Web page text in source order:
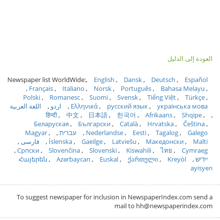
العودة إلى الدليل
Newspaper list WorldWide: English Dansk Deutsch
Español
Français
Italiano Norsk Português
Bahasa Melayu
Polski
Romanesc Suomi Svensk Tiếng Việt
Türkçe
Ελληνικά
русский язык українська мова اردو
اللغة العربية
हिन्दी
中文 日本語 한국어 Afrikaans
Shqipe
Беларуская
Български Català Hrvatska
Čeština
Nederlandse
Eesti Tagalog Galego עברית
Magyar
Íslenska
Gaeilge Latviešu Македонски Malti
فارسی
Српски
Slovenčina Slovenski Kiswahili ไทย
Cymraeg
ייִדיש
Հայերեն Azərbaycan Euskal ქართული
Kreyòl
ayisyen
To suggest newspaper for inclusion in NewspaperIndex.com send a
mail to hh@newspaperindex.com